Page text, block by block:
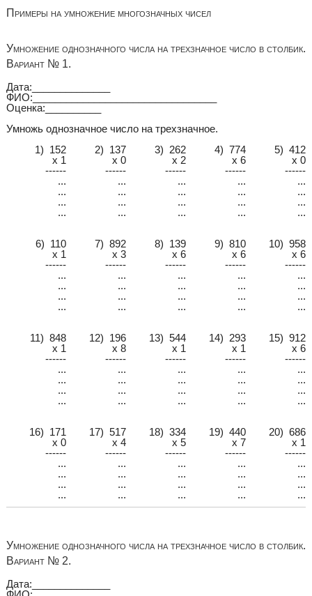
Примеры на умножение многозначных чисел
Умножение однозначного числа на трехзначное число в столбик.
Вариант № 1.
Дата:______________
ФИО:_________________________________
Оценка:__________
Умножь однозначное число на трехзначное.
1) 152
2) 137 3) 262 4) 774
5) 412
x 1
x 0 x 2 x 6
x 0
------
------ ------ ------
------
...
... ... ...
...
...
... ... ...
...
...
... ... ...
...
...
... ... ... ...
6) 110 7) 892 8) 139 9) 810
10) 958
x 1
x 3 x 6 x 6
x 6
------
------ ------ ------
------
...
... ... ...
...
...
... ... ...
...
...
... ... ...
...
...
... ... ... ...
11) 848 12) 196 13) 544 14) 293
15) 912
x 1
x 8 x 1 x 1
x 6
------
------ ------ ------
------
...
... ... ...
...
...
... ... ...
...
...
... ... ...
...
...
... ... ... ...
16) 171 17) 517 18) 334 19) 440
20) 686
x 0
x 4 x 5 x 7
x 1
------
------ ------ ------
------
...
... ... ...
...
...
... ... ...
...
...
... ... ...
...
...
... ... ... ...
Умножение однозначного числа на трехзначное число в столбик.
Вариант № 2.
Дата:______________